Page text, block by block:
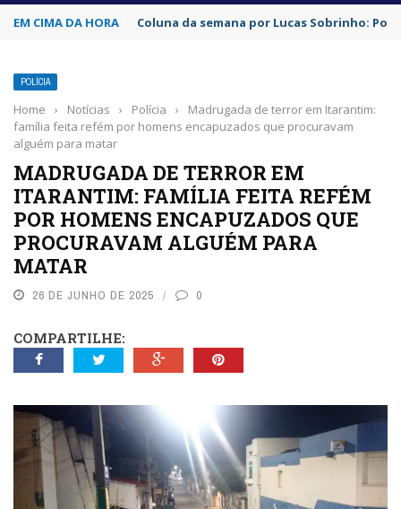
EM CIMA DA HORA Coluna da semana por Lucas Sobrinho:
POLÍCIA
Home › Notícias › Polícia ›
Madrugada de terror em Itarantim:
família feita refém por homens encapuzados que procuravam
alguém para matar
MADRUGADA DE TERROR EM
ITARANTIM: FAMÍLIA FEITA REFÉM
POR HOMENS ENCAPUZADOS QUE
PROCURAVAM ALGUÉM PARA
MATAR
26 DE JUNHO DE 2025 0
COMPARTILHE: